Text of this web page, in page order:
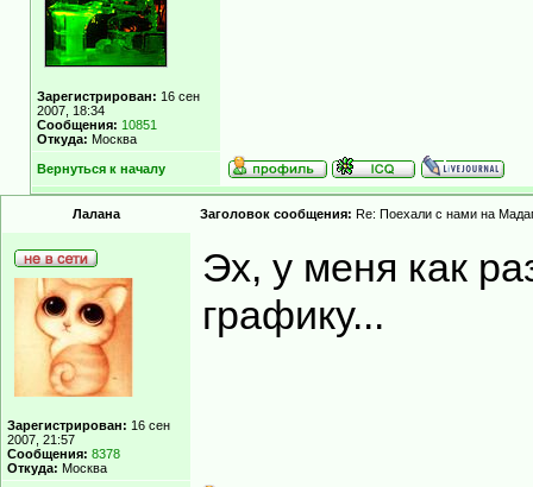
Зарегистрирован: 16 сен
2007, 18:34
Сообщения: 10851
Откуда: Москва
Вернуться к началу
Лалана Заголовок сообщения: Re: Поехали с нами на
Зарегистрирован: 16 сен
2007, 21:57
Сообщения: 8378
Откуда: Москва
Эх, у меня как
графику...